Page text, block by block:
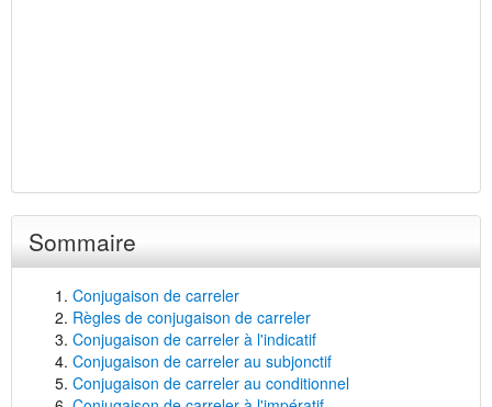
Sommaire
Conjugaison de carreler
Règles de conjugaison de carreler
Conjugaison de carreler à l'indicatif
Conjugaison de carreler au subjonctif
Conjugaison de carreler au conditionnel